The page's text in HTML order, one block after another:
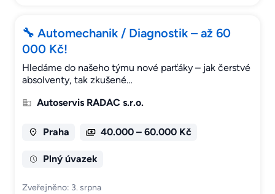
🔧 Automechanik / Diagnostik – až 60
000 Kč!
Hledáme do našeho týmu nové parťáky – jak čerstvé
absolventy, tak zkušené…
Autoservis RADAC s.r.o.
Praha 40.000 – 60.000 Kč
Plný úvazek
Zveřejněno: 3. srpna